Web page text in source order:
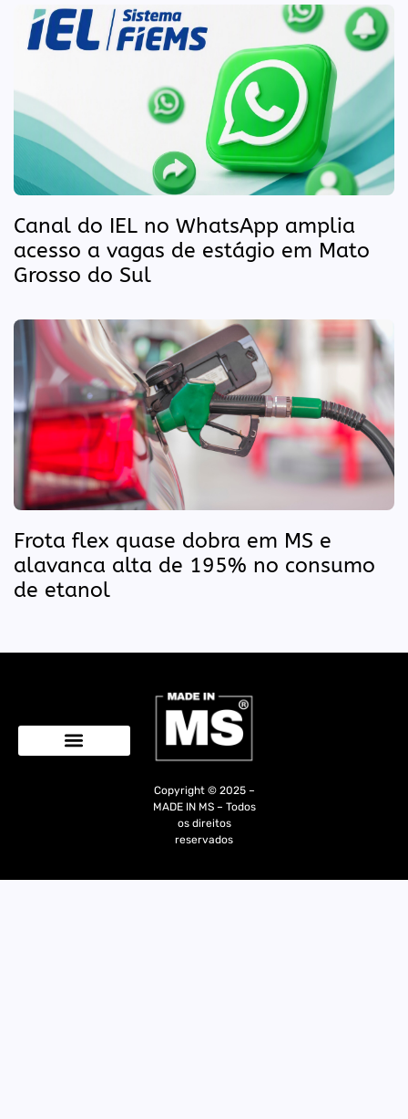
Canal do IEL no WhatsApp amplia
acesso a vagas de estágio em Mato
Grosso do Sul
Frota flex quase dobra em MS e
alavanca alta de 195% no consumo
de etanol
Copyright © 2025 –
MADE IN MS – Todos
os direitos
reservados